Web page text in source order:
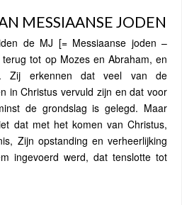
MESSIAANSE JODEN
de MJ [= Messiaanse joden –
tot op Mozes en Abraham, en
Zij erkennen dat veel van de
in Christus vervuld zijn en dat voor
de grondslag is gelegd. Maar
dat met het komen van Christus,
Zijn opstanding en verheerlijking
ingevoerd werd, dat tenslotte tot